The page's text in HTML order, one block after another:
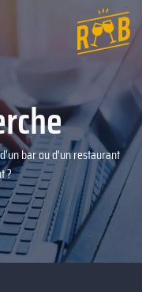
bar ou d'un restaurant
?